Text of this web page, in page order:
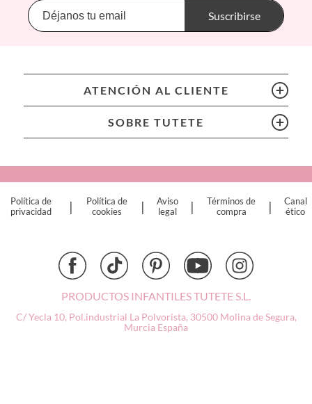
Banwood
BIBS
Cristina de Jos'h
Djeco
Suscribirse
ATENCIÓN AL CLIENTE
SOBRE TUTETE
Política de
privacidad
|
Política de
cookies
|
Aviso
legal
|
Términos de
compra
|
Canal
ético
PRODUCTOS INFANTILES TUTETE S.L.
C/ Yecla 10, Pol.industrial La Polvorista, 30500 Molina de Segura,
Murcia España